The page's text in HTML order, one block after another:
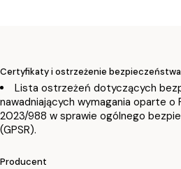
Certyfikaty i ostrzeżenie bezpieczeństwa
Lista ostrzeżeń dotyczących
nawadniających wymagania oparte o
2023/988 w sprawie ogólnego
(GPSR).
Producent